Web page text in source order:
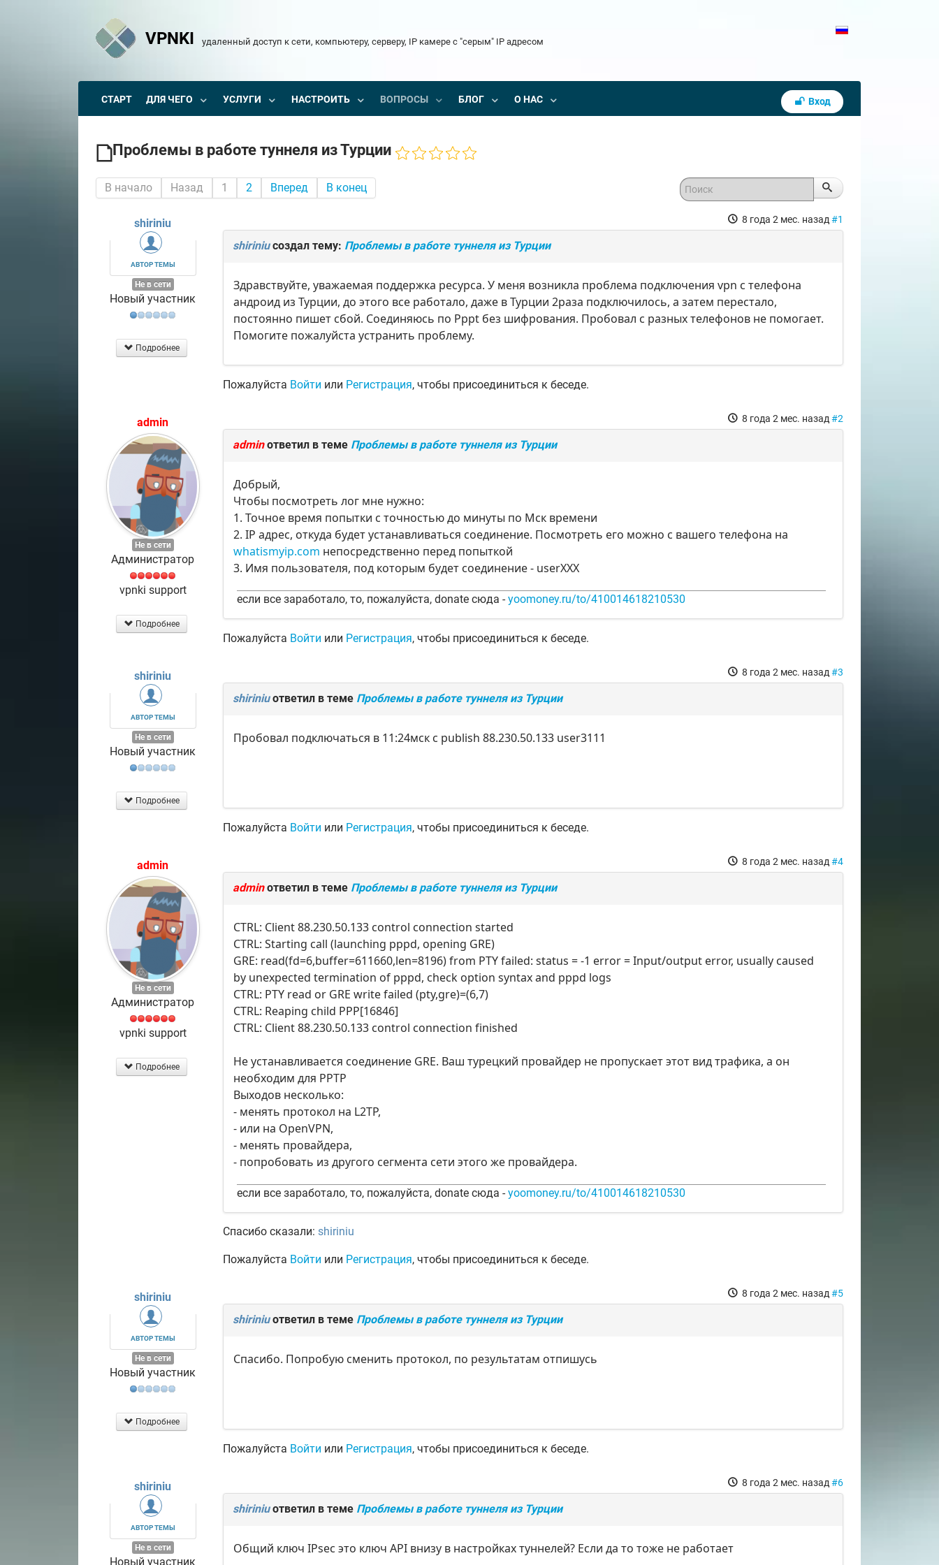
VPNKI удаленный доступ к сети, компьютеру, серверу, IP камере с "серым" IP адресом
СТАРТ ДЛЯ ЧЕГО УСЛУГИ НАСТРОИТЬ ВОПРОСЫ БЛОГ О НАС Вход
Проблемы в работе туннеля из Турции
В начало Назад 1 2 Вперед В конец
shiriniu
АВТОР ТЕМЫ
Не в сети
Новый участник
Подробнее
8 года 2 мес. назад #1
shiriniuсоздал тему: Проблемы в работе туннеля из Турции
Здравствуйте, уважаемая поддержка ресурса. У меня возникла проблема подключения vpn с телефона
андроид из Турции, до этого все работало, даже в Турции 2раза подключилось, а затем перестало,
постоянно пишет сбой. Соединяюсь по Pppt без шифрования. Пробовал с разных телефонов не помогает.
Помогите пожалуйста устранить проблему.
Пожалуйста Войти или Регистрация, чтобы присоединиться к беседе.
admin
Не в сети
Администратор
vpnki support
Подробнее
8 года 2 мес. назад #2
adminответил в теме Проблемы в работе туннеля из Турции
Добрый,
Чтобы посмотреть лог мне нужно:
1. Точное время попытки с точностью до минуты по Мск времени
2. IP адрес, откуда будет устанавливаться соединение. Посмотреть его можно с вашего телефона на
whatismyip.com непосредственно перед попыткой
3. Имя пользователя, под которым будет соединение - userXXX
если все заработало, то, пожалуйста, donate сюда -yoomoney.ru/to/410014618210530
Пожалуйста Войти или Регистрация, чтобы присоединиться к беседе.
shiriniu
АВТОР ТЕМЫ
Не в сети
Новый участник
Подробнее
8 года 2 мес. назад #3
shiriniuответил в теме Проблемы в работе туннеля из Турции
Пробовал подключаться в 11:24мск с publish 88.230.50.133 user3111
Пожалуйста Войти или Регистрация, чтобы присоединиться к беседе.
admin
Не в сети
Администратор
vpnki support
Подробнее
8 года 2 мес. назад #4
adminответил в теме Проблемы в работе туннеля из Турции
CTRL: Client 88.230.50.133 control connection started
CTRL: Starting call (launching pppd, opening GRE)
GRE: read(fd=6,buffer=611660,len=8196) from PTY failed: status = -1 error = Input/output error, usually caused
by unexpected termination of pppd, check option syntax and pppd logs
CTRL: PTY read or GRE write failed (pty,gre)=(6,7)
CTRL: Reaping child PPP[16846]
CTRL: Client 88.230.50.133 control connection finished
Не устанавливается соединение GRE. Ваш турецкий провайдер не пропускает этот вид трафика, а он
необходим для PPTP
Выходов несколько:
- менять протокол на L2TP,
- или на OpenVPN,
- менять провайдера,
- попробовать из другого сегмента сети этого же провайдера.
если все заработало, то, пожалуйста, donate сюда -yoomoney.ru/to/410014618210530
Спасибо сказали:shiriniu
Пожалуйста Войти или Регистрация, чтобы присоединиться к беседе.
shiriniu
АВТОР ТЕМЫ
Не в сети
Новый участник
Подробнее
8 года 2 мес. назад #5
shiriniuответил в теме Проблемы в работе туннеля из Турции
Спасибо. Попробую сменить протокол, по результатам отпишусь
Пожалуйста Войти или Регистрация, чтобы присоединиться к беседе.
shiriniu
АВТОР ТЕМЫ
Не в сети
Новый участник
8 года 2 мес. назад #6
shiriniuответил в теме Проблемы в работе туннеля из Турции
Общий ключ IPsec это ключ API внизу в настройках туннелей? Если да то тоже не работает